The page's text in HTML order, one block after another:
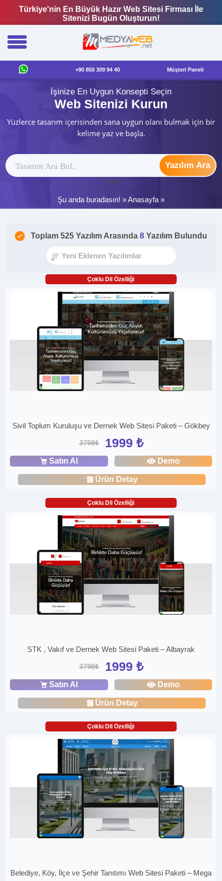
Türkiye'nin En Büyük Hazır Web Sitesi Firması İle
Sitenizi Bugün Oluşturun!
+90 850 309 94 40 Müşteri Paneli
İşinize En Uygun Konsepti Seçin
Web Sitenizi Kurun
Yüzlerce tasarım içerisinden sana uygun olanı bulmak için bir
kelime yaz ve başla.
Yazılım Ara
ytag
Şu anda buradasın! »Anasayfa »
Toplam 525 Yazılım Arasında 8 Yazılım Bulundu
Çoklu Dil Özelliği
Sivil Toplum Kuruluşu ve Dernek Web Sitesi Paketi – Gökbey
3798₺ 1999 ₺
Satın Al Demo
Ürün Detay
Çoklu Dil Özelliği
STK , Vakıf ve Dernek Web Sitesi Paketi – Albayrak
3798₺ 1999 ₺
Satın Al Demo
Ürün Detay
Çoklu Dil Özelliği
Belediye, Köy, İlçe ve Şehir Tanıtımı Web Sitesi Paketi – Mega